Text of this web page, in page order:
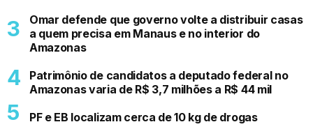
Omar defende que governo volte a distribuir casas
a quem precisa em Manaus e no interior do
Amazonas
Patrimônio de candidatos a deputado federal no
Amazonas varia de R$ 3,7 milhões a R$ 44 mil
PF e EB localizam cerca de 10 kg de drogas